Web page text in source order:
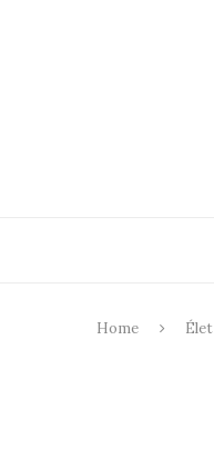
Home Élet